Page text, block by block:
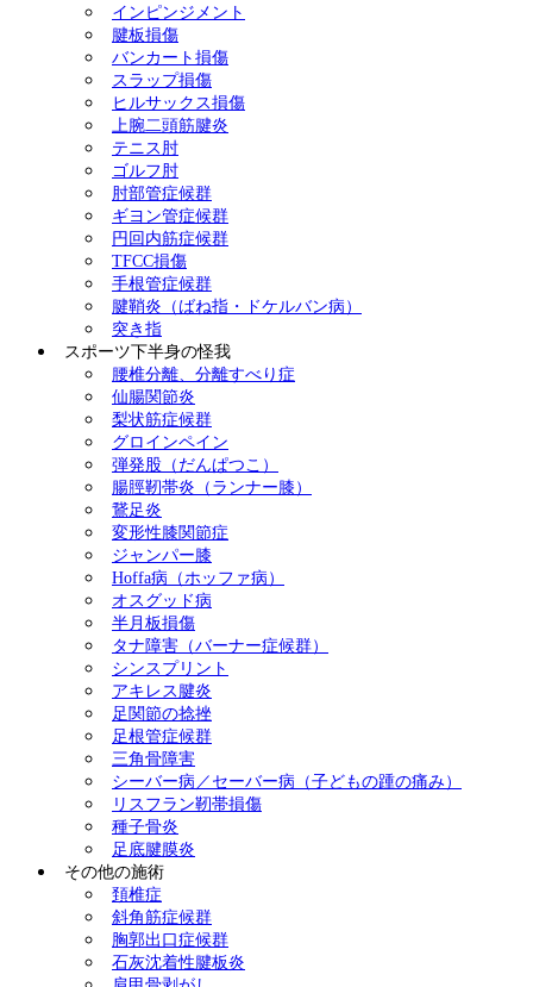
インピンジメント
腱板損傷
バンカート損傷
スラップ損傷
ヒルサックス損傷
上腕二頭筋腱炎
テニス肘
ゴルフ肘
肘部管症候群
ギヨン管症候群
円回内筋症候群
TFCC損傷
手根管症候群
腱鞘炎（ばね指・ドケルバン病）
突き指
スポーツ下半身の怪我
腰椎分離、分離すべり症
仙腸関節炎
梨状筋症候群
グロインペイン
弾発股（だんぱつこ）
腸脛靭帯炎（ランナー膝）
鵞足炎
変形性膝関節症
ジャンパー膝
Hoffa病（ホッファ病）
オスグッド病
半月板損傷
タナ障害（バーナー症候群）
シンスプリント
アキレス腱炎
足関節の捻挫
足根管症候群
三角骨障害
シーバー病／セーバー病（子どもの踵の痛み）
リスフラン靭帯損傷
種子骨炎
足底腱膜炎
その他の施術
頚椎症
斜角筋症候群
胸郭出口症候群
石灰沈着性腱板炎